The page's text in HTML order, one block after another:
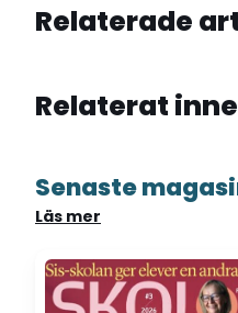
Relaterade
Relaterat
Senaste
Läs mer